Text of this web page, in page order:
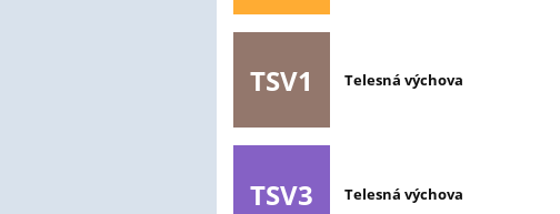
TSV1 Telesná výchova
TSV3 Telesná výchova